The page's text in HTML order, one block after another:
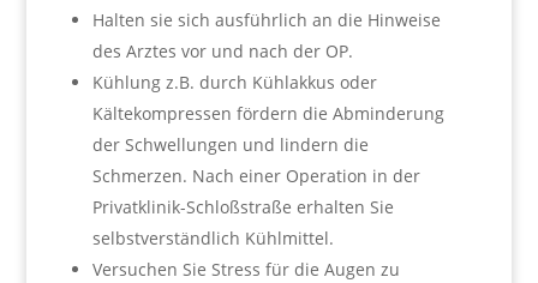
Halten sie sich ausführlich an die Hinweise
des Arztes vor und nach der OP.
Kühlung z.B. durch Kühlakkus oder
Kältekompressen fördern die Abminderung
der Schwellungen und lindern die
Schmerzen. Nach einer Operation in der
Privatklinik-Schloßstraße erhalten Sie
selbstverständlich Kühlmittel.
Versuchen Sie Stress für die Augen zu